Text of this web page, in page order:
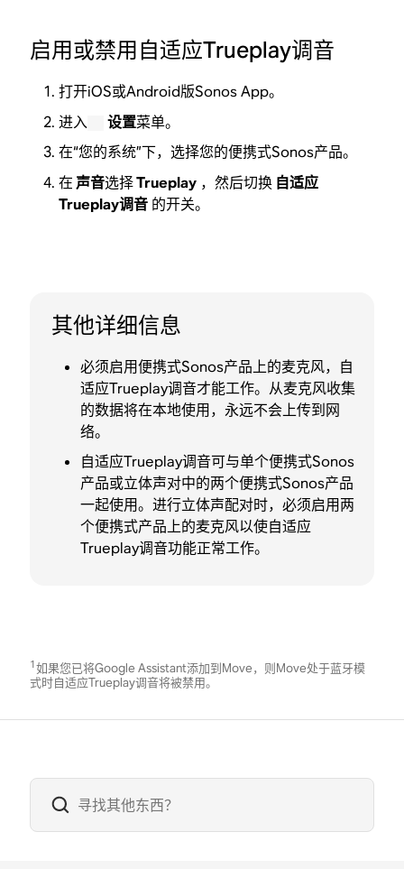
启用或禁用自适应Trueplay调音
打开iOS或Android版Sonos App。
进入
设置菜单。
在“您的系统”下，选择您的便携式Sonos产品。
在 声音选择Trueplay ，然后切换 自适应
Trueplay调音 的开关。
其他详细信息
必须启用便携式Sonos产品上的麦克风，自
适应Trueplay调音才能工作。从麦克风收集
的数据将在本地使用，永远不会上传到网
络。
自适应Trueplay调音可与单个便携式Sonos
产品或立体声对中的两个便携式Sonos产品
一起使用。进行立体声配对时，必须启用两
个便携式产品上的麦克风以使自适应
Trueplay调音功能正常工作。
1如果您已将Google Assistant添加到Move，则Move处于蓝牙模
式时自适应Trueplay调音将被禁用。